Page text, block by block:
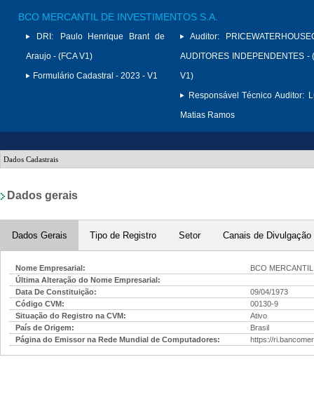
BCO MERCANTIL DE INVESTIMENTOS S.A.
DRI:
Paulo Henrique Brant de
Araujo - (FCA V1)
Formulário Cadastral - 2023 - V1
Auditor:
AUDITORES INDEPENDENTES -
V1)
Responsável Técnico Auditor:
Matias Ramos